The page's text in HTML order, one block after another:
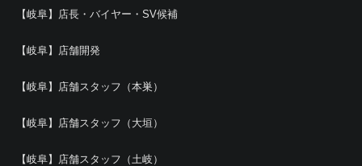
【岐阜】店長・バイヤー・SV候補
【岐阜】店舗開発
【岐阜】店舗スタッフ（本巣）
【岐阜】店舗スタッフ（大垣）
【岐阜】店舗スタッフ（土岐）